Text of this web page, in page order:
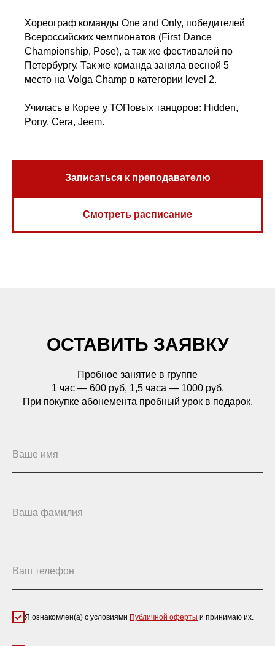
Хореограф команды One and Only, победителей
Всероссийских чемпионатов (First Dance
Championship, Pose), а так же фестивалей по
Петербургу. Так же команда заняла весной 5
место на Volga Champ в категории level 2.
Училась в Корее у ТОПовых танцоров: Hidden,
Pony, Cera, Jeem.
Записаться к преподавателю
Смотреть расписание
ОСТАВИТЬ ЗАЯВКУ
Пробное занятие в группе
1 час — 600 руб, 1,5 часа — 1000 руб.
При покупке абонемента пробный урок в подарок.
Ваше имя
Ваша фамилия
Ваш телефон
Я ознакомлен(а) с условиями Публичной оферты и принимаю их.